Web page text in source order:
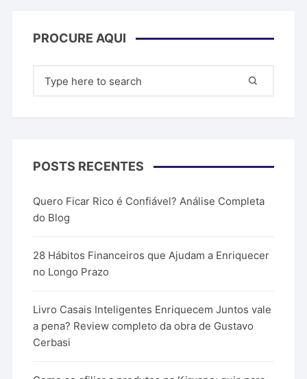
PROCURE AQUI
por:
POSTS RECENTES
Quero Ficar Rico é Confiável? Análise Completa
do Blog
28 Hábitos Financeiros que Ajudam a Enriquecer
no Longo Prazo
Livro Casais Inteligentes Enriquecem Juntos vale
a pena? Review completo da obra de Gustavo
Cerbasi